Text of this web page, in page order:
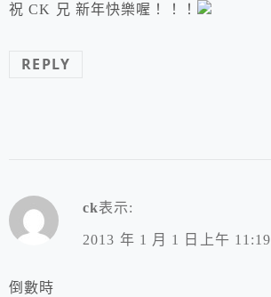
祝 CK 兄 新年快樂喔！！！
REPLY
ck表示:
2013 年 1 月 1 日上午 11:19
倒數時